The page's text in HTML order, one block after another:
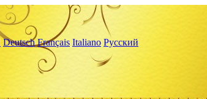
Deutsch Français Italiano Русский